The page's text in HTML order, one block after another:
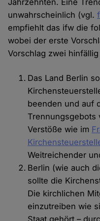
unwahrscheinlich (vgl.
empfiehlt das ifw die
wobei der erste
Vorschlag zwei
Das Land Berlin
beenden und auf
Trennungsgebots
Verstöße wie im
Weitreichender
Berlin (wie auch
sollte die
Die kirchlichen
einzutreiben wie
Staat gehört –